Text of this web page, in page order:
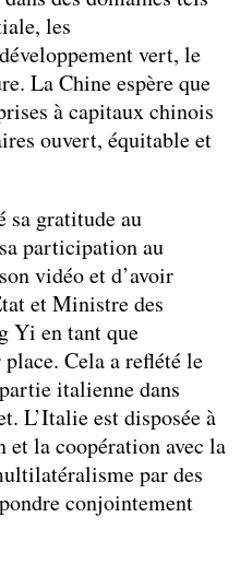
les
vert, le
La Chine espère que
à capitaux chinois
ouvert, équitable et
gratitude au
participation au
vidéo et d’avoir
et Ministre des
Yi en tant que
Cela a reflété le
italienne dans
L’Italie est disposée à
la coopération avec la
par des
conjointement